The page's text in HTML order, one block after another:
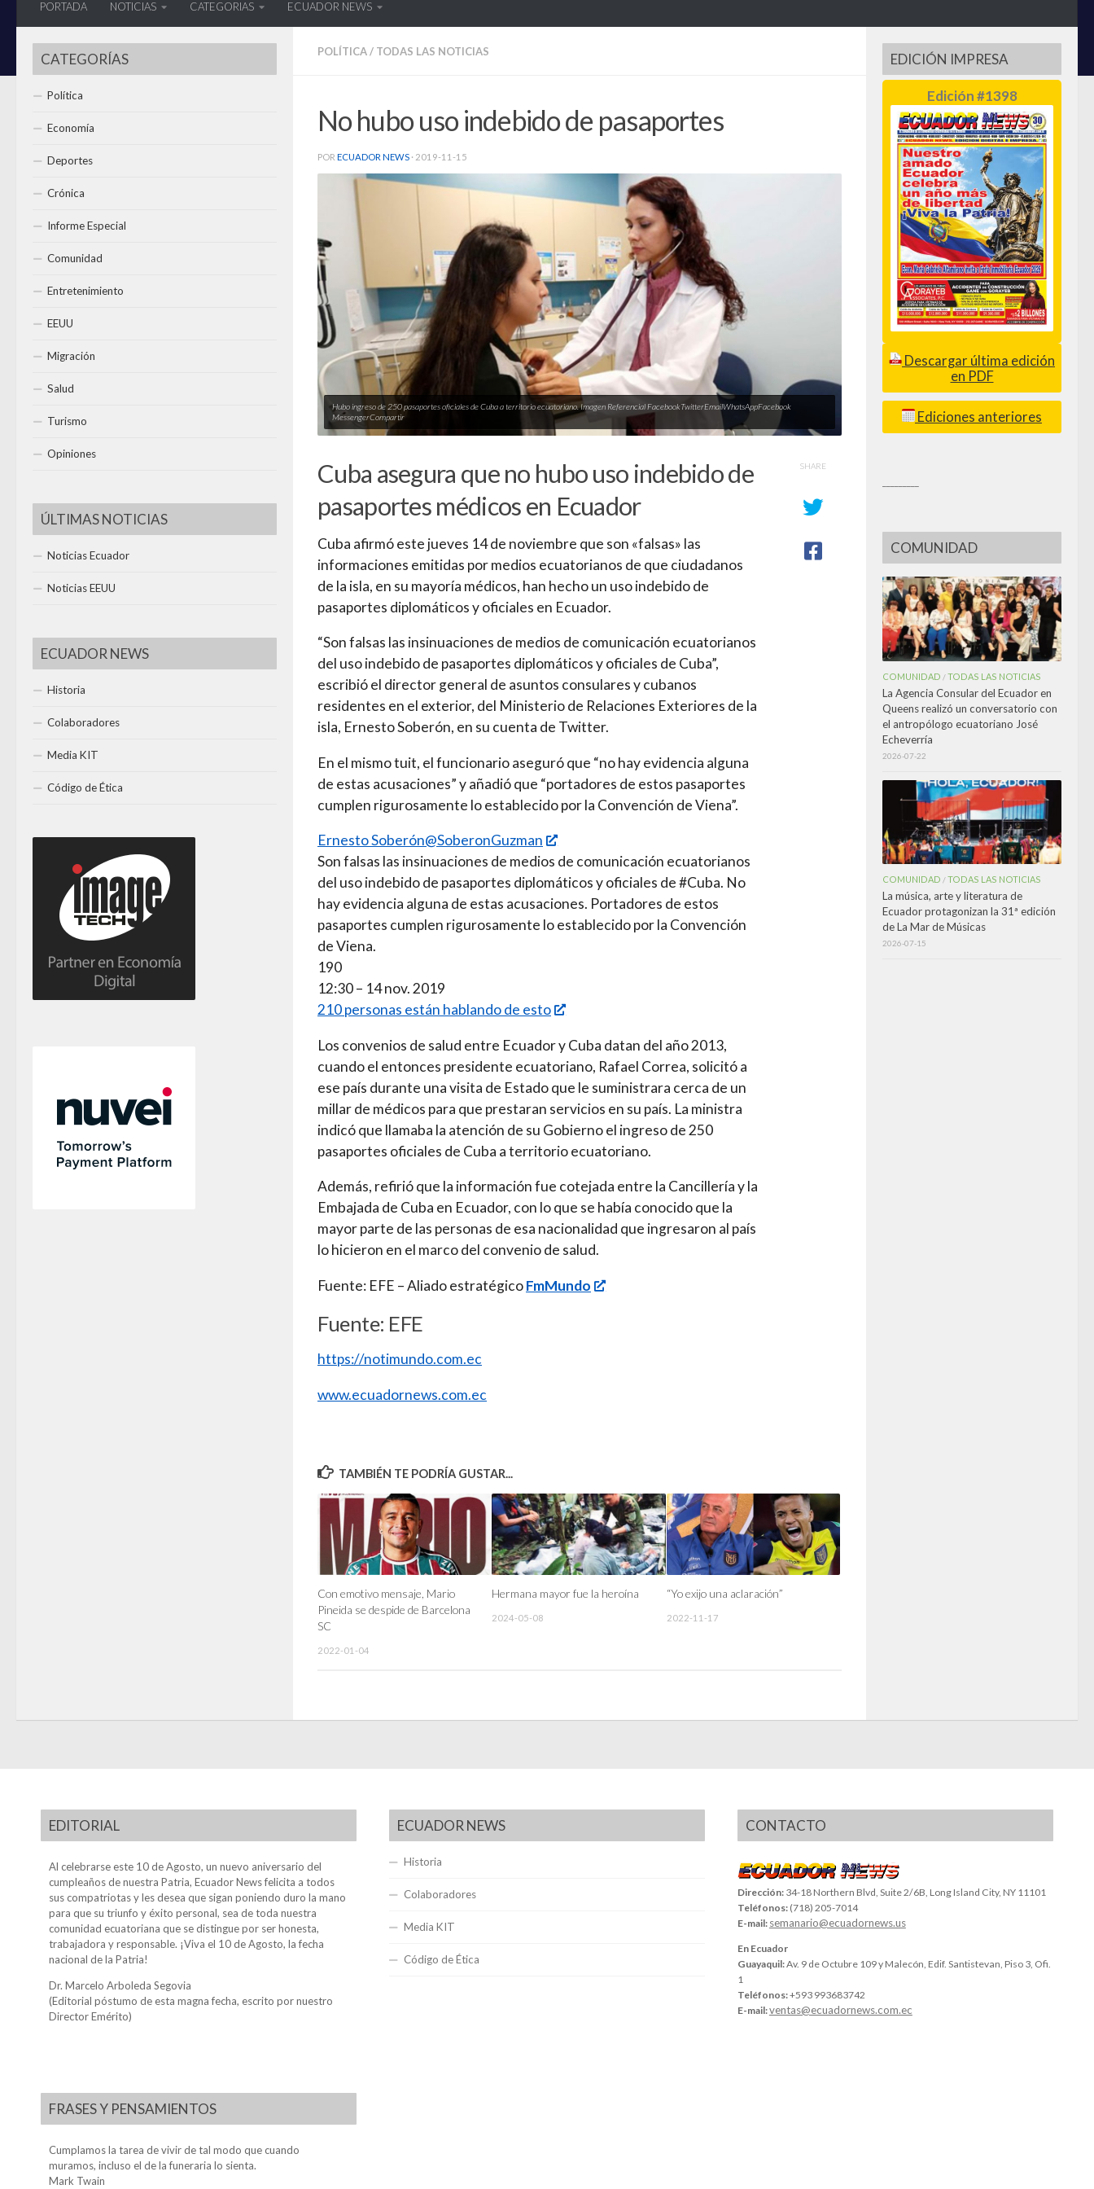
PORTADA NOTICIAS CATEGORIAS ECUADOR NEWS
POLÍTICA/ TODAS LAS NOTICIAS
No hubo uso indebido de pasaportes
POR ECUADOR NEWS · 2019-11-15
Hubo ingreso de 250 pasaportes oficiales de Cuba a territorio ecuatoriano. Imagen Referencial FacebookTwitterEmailWhatsAppFacebook
MessengerCompartir
Cuba asegura que no hubo uso indebido de
pasaportes médicos en Ecuador
Cuba afirmó este jueves 14 de noviembre que son «falsas» las
informaciones emitidas por medios ecuatorianos de que ciudadanos
de la isla, en su mayoría médicos, han hecho un uso indebido de
pasaportes diplomáticos y oficiales en Ecuador.
“Son falsas las insinuaciones de medios de comunicación ecuatorianos
del uso indebido de pasaportes diplomáticos y oficiales de Cuba”,
escribió el director general de asuntos consulares y cubanos
residentes en el exterior, del Ministerio de Relaciones Exteriores de la
isla, Ernesto Soberón, en su cuenta de Twitter.
En el mismo tuit, el funcionario aseguró que “no hay evidencia alguna
de estas acusaciones” y añadió que “portadores de estos pasaportes
cumplen rigurosamente lo establecido por la Convención de Viena”.
Ernesto Soberón@SoberonGuzman
Son falsas las insinuaciones de medios de comunicación ecuatorianos
del uso indebido de pasaportes diplomáticos y oficiales de #Cuba. No
hay evidencia alguna de estas acusaciones. Portadores de estos
pasaportes cumplen rigurosamente lo establecido por la Convención
de Viena.
190
12:30 – 14 nov. 2019
210 personas están hablando de esto
Los convenios de salud entre Ecuador y Cuba datan del año 2013,
cuando el entonces presidente ecuatoriano, Rafael Correa, solicitó a
ese país durante una visita de Estado que le suministrara cerca de un
millar de médicos para que prestaran servicios en su país. La ministra
indicó que llamaba la atención de su Gobierno el ingreso de 250
pasaportes oficiales de Cuba a territorio ecuatoriano.
Además, refirió que la información fue cotejada entre la Cancillería y la
Embajada de Cuba en Ecuador, con lo que se había conocido que la
mayor parte de las personas de esa nacionalidad que ingresaron al país
lo hicieron en el marco del convenio de salud.
Fuente: EFE – Aliado estratégicoFmMundo
Fuente: EFE
https://notimundo.com.ec
www.ecuadornews.com.ec
SHARE
TAMBIÉN TE PODRÍA GUSTAR...
Con emotivo mensaje, Mario
Pineida se despide de Barcelona
SC
2022-01-04
Hermana mayor fue la heroína
2024-05-08
“Yo exijo una aclaración”
2022-11-17
CATEGORÍAS
Política
Economía
Deportes
Crónica
Informe Especial
Comunidad
Entretenimiento
EEUU
Migración
Salud
Turismo
Opiniones
ÚLTIMAS NOTICIAS
Noticias Ecuador
Noticias EEUU
ECUADOR NEWS
Historia
Colaboradores
Media KIT
Código de Ética
EDICIÓN IMPRESA
Edición #1398
Descargar última edición
en PDF
Ediciones anteriores
COMUNIDAD
COMUNIDAD /TODAS LAS NOTICIAS
La Agencia Consular del Ecuador en
Queens realizó un conversatorio con
el antropólogo ecuatoriano José
Echeverría
2026-07-22
COMUNIDAD /TODAS LAS NOTICIAS
La música, arte y literatura de
Ecuador protagonizan la 31ª edición
de La Mar de Músicas
2026-07-15
EDITORIAL
Al celebrarse este 10 de Agosto, un nuevo aniversario del
cumpleaños de nuestra Patria, Ecuador News felicita a todos
sus compatriotas y les desea que sigan poniendo duro la mano
para que su triunfo y éxito personal, sea de toda nuestra
comunidad ecuatoriana que se distingue por ser honesta,
trabajadora y responsable. ¡Viva el 10 de Agosto, la fecha
nacional de la Patria!
Dr. Marcelo Arboleda Segovia
(Editorial póstumo de esta magna fecha, escrito por nuestro
Director Emérito)
FRASES Y PENSAMIENTOS
Cumplamos la tarea de vivir de tal modo que cuando
muramos, incluso el de la funeraria lo sienta.
Mark Twain
ECUADOR NEWS
Historia
Colaboradores
Media KIT
Código de Ética
CONTACTO
Dirección: 34-18 Northern Blvd, Suite 2/6B, Long Island City, NY 11101
Teléfonos: (718) 205-7014
E-mail: semanario@ecuadornews.us
En Ecuador
Guayaquil:Av. 9 de Octubre 109 y Malecón, Edif. Santistevan, Piso 3, Ofi.
1
Teléfonos:+593 993683742
E-mail:ventas@ecuadornews.com.ec